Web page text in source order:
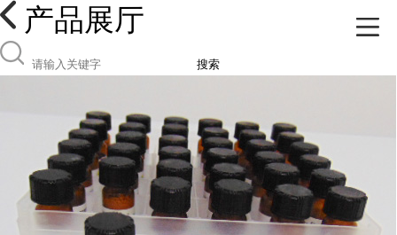
产品展厅
搜索